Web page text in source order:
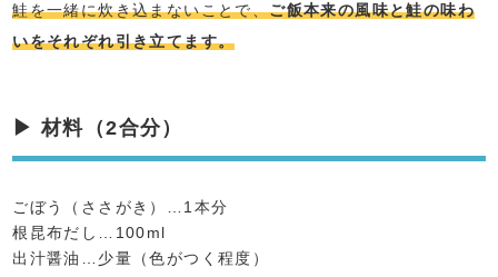
鮭を一緒に炊き込まないことで、ご飯本来の風味と鮭の味わ
いをそれぞれ引き立てます。
▶ 材料（2合分）
ごぼう（ささがき）…1本分
根昆布だし…100ml
出汁醤油…少量（色がつく程度）